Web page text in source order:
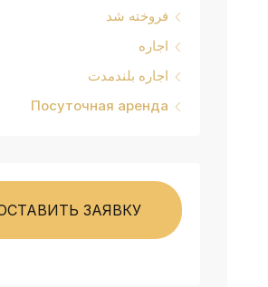
فروخته شد
اجاره
اجاره بلندمدت
Посуточная аренда
ЗАЯВКУ